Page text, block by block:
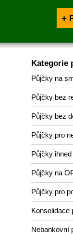
+
Kategorie
Půjčky na
Půjčky bez
Půjčky bez
Půjčky pro
Půjčky ihned
Půjčky na
Půjčky pro
Konsolidace
Nebankovní